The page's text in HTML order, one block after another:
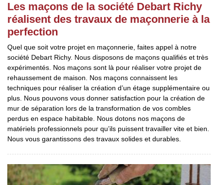
Les maçons de la société Debart Richy
réalisent des travaux de maçonnerie à la
perfection
Quel que soit votre projet en maçonnerie, faites appel à notre
société Debart Richy. Nous disposons de maçons qualifiés et très
expérimentés. Nos maçons sont là pour réaliser votre projet de
rehaussement de maison. Nos maçons connaissent les
techniques pour réaliser la création d’un étage supplémentaire ou
plus. Nous pouvons vous donner satisfaction pour la création de
mur de séparation lors de la transformation de vos combles
perdus en espace habitable. Nous dotons nos maçons de
matériels professionnels pour qu’ils puissent travailler vite et bien.
Nous vous garantissons des travaux solides et durables.